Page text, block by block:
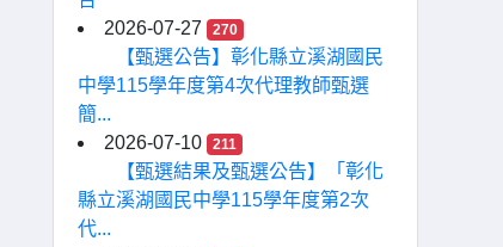
2026-07-27
270
【甄選公告】彰化縣立溪湖國民
中學115學年度第4次代理教師甄選
簡...
2026-07-10
211
【甄選結果及甄選公告】「彰化
縣立溪湖國民中學115學年度第2次
代...